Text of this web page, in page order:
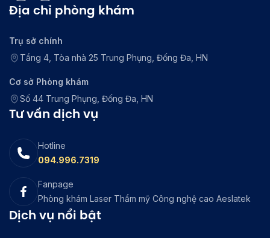
Địa chỉ phòng khám
Trụ sở chính
Tầng 4, Tòa nhà 25 Trung Phụng, Đống Đa, HN
Cơ sở Phòng khám
Số 44 Trung Phụng, Đống Đa, HN
Tư vấn dịch vụ
Hotline
094.996.7319
Fanpage
Phòng khám Laser Thẩm mỹ Công nghệ cao Aeslatek
Dịch vụ nổi bật